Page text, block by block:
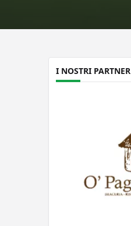
I NOSTRI PARTNER